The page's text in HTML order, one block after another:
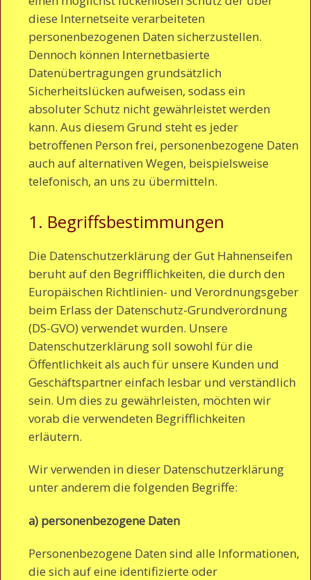
diese Internetseite verarbeiteten
personenbezogenen Daten sicherzustellen.
Dennoch können Internetbasierte
Datenübertragungen grundsätzlich
Sicherheitslücken aufweisen, sodass ein
absoluter Schutz nicht gewährleistet werden
kann. Aus diesem Grund steht es jeder
betroffenen Person frei, personenbezogene Daten
auch auf alternativen Wegen, beispielsweise
telefonisch, an uns zu übermitteln.
1. Begriffsbestimmungen
Die Datenschutzerklärung der Gut Hahnenseifen
beruht auf den Begrifflichkeiten, die durch den
Europäischen Richtlinien- und Verordnungsgeber
beim Erlass der Datenschutz-Grundverordnung
(DS-GVO) verwendet wurden. Unsere
Datenschutzerklärung soll sowohl für die
Öffentlichkeit als auch für unsere Kunden und
Geschäftspartner einfach lesbar und verständlich
sein. Um dies zu gewährleisten, möchten wir
vorab die verwendeten Begrifflichkeiten
erläutern.
Wir verwenden in dieser Datenschutzerklärung
unter anderem die folgenden Begriffe:
a) personenbezogene Daten
Personenbezogene Daten sind alle Informationen,
die sich auf eine identifizierte oder